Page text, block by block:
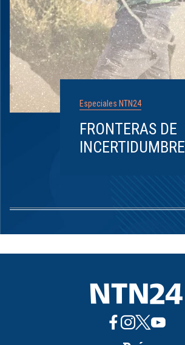
Especiales NTN24
FRONTERAS DE
INCERTIDUMBRE
8